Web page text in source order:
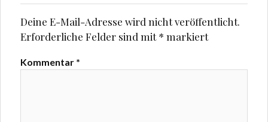
Deine E-Mail-Adresse wird nicht veröffentlicht.
Erforderliche Felder sind mit* markiert
Kommentar *